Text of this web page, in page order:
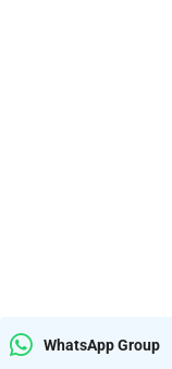
WhatsApp Group